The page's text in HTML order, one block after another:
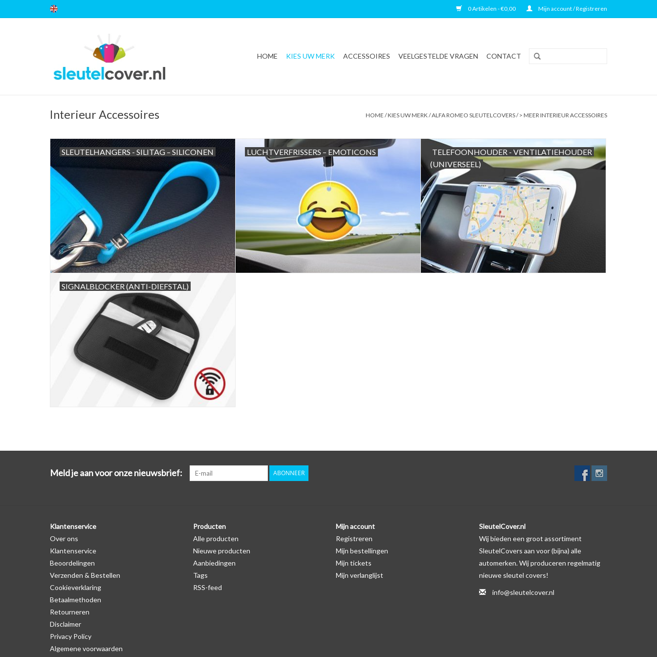
0 Artikelen - €0,00 Mijn account / Registreren
HOME KIES UW MERK ACCESSOIRES VEELGESTELDE VRAGEN CONTACT
Interieur Accessoires HOME /KIES UW MERK/ALFA ROMEO SLEUTELCOVERS/> MEER INTERIEUR ACCESSOIRES
SLEUTELHANGERS - SILITAG – SILICONEN LUCHTVERFRISSERS – EMOTICONS
TELEFOONHOUDER - VENTILATIEHOUDER
(UNIVERSEEL)
SIGNALBLOCKER (ANTI-DIEFSTAL)
Meld je aan voor onze nieuwsbrief: ABONNEER
Klantenservice
Over ons
Klantenservice
Beoordelingen
Verzenden & Bestellen
Cookieverklaring
Betaalmethoden
Retourneren
Disclaimer
Privacy Policy
Algemene voorwaarden
Producten
Alle producten
Nieuwe producten
Aanbiedingen
Tags
RSS-feed
Mijn account
Registreren
Mijn bestellingen
Mijn tickets
Mijn verlanglijst
SleutelCover.nl
Wij bieden een groot assortiment
SleutelCovers aan voor (bijna) alle
automerken. Wij produceren regelmatig
nieuwe sleutel covers!
info@sleutelcover.nl